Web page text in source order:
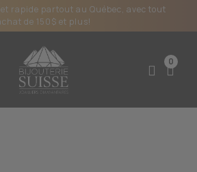
rapide partout au Québec, avec tout
de 150$ et plus!
0